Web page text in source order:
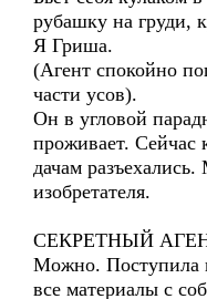
рубашку на груди,
Я Гриша.
(Агент спокойно
части усов).
Он в угловой
проживает. Сейчас
дачам
изобретателя.
СЕКРЕТНЫЙ
Можно. Поступила
все материалы с